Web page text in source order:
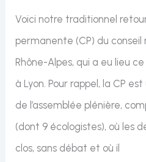
Voici notre traditionnel
permanente (CP) du conseil
Rhône-Alpes, qui a eu lieu
à Lyon. Pour rappel, la CP
de l’assemblée plénière,
(dont 9 écologistes), où les
clos, sans débat et où il